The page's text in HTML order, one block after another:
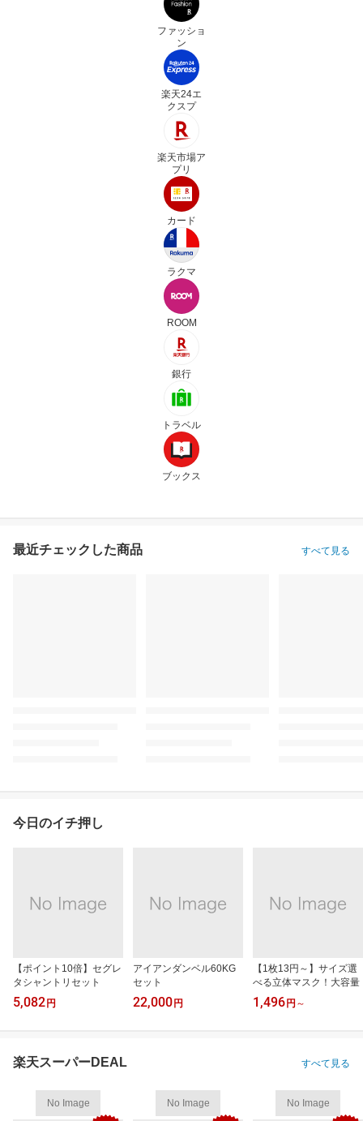
ファッショ
ン
楽天24エ
クスプ
楽天市場ア
プリ
カード
ラクマ
ROOM
銀行
トラベル
ブックス
最近チェックした商品 すべて見る
今日のイチ押し
【ポイント10倍】セグレ
タシャントリセット
5,082 円
アイアンダンベル60KG
セット
22,000 円
【1枚13円～】サイズ選
べる立体マスク！大容量
1,496 円 ～
楽天スーパーDEAL すべて見る
No Image No Image No Image